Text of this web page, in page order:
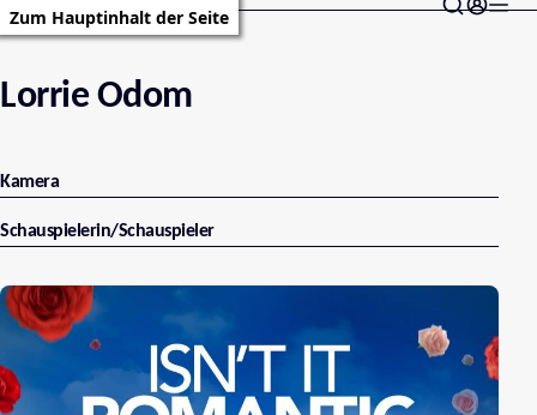
Zum Hauptinhalt der Seite
Lorrie Odom
Kamera
Schauspielerin/Schauspieler